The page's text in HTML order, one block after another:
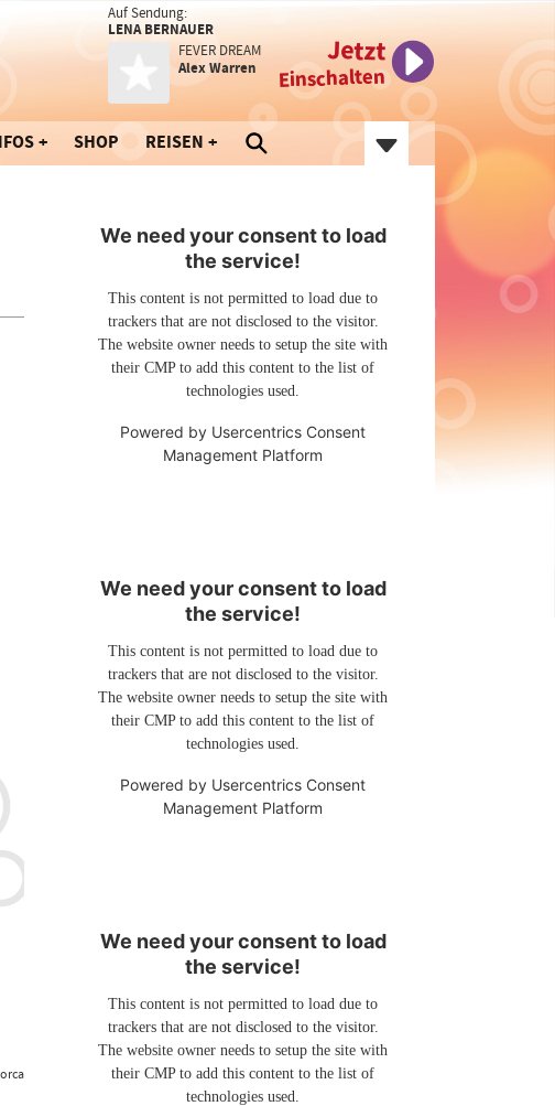
Auf Sendung:
LENA BERNAUER
FEVER DREAM
Alex Warren
Jetzt
Einschalten
SHOP REISEN
We need your consent to load
the service!
This content is not permitted to load due to
trackers that are not disclosed to the visitor.
The website owner needs to setup the site with
their CMP to add this content to the list of
technologies used.
Powered by Usercentrics Consent
Management Platform
We need your consent to load
the service!
This content is not permitted to load due to
trackers that are not disclosed to the visitor.
The website owner needs to setup the site with
their CMP to add this content to the list of
technologies used.
Powered by Usercentrics Consent
Management Platform
We need your consent to load
the service!
This content is not permitted to load due to
trackers that are not disclosed to the visitor.
The website owner needs to setup the site with
their CMP to add this content to the list of
technologies used.